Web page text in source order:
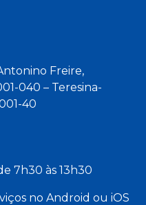
Freire,
040 – Teresina-
40
7h30 às 13h30
no Android ou iOS